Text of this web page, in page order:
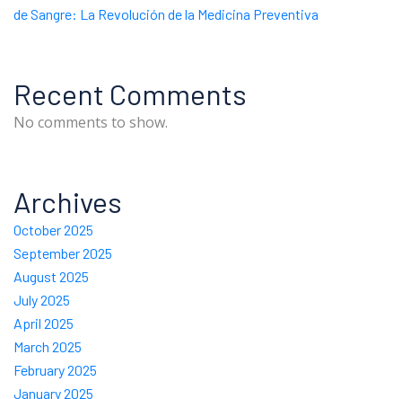
de Sangre: La Revolución de la Medicina Preventiva
Recent Comments
No comments to show.
Archives
October 2025
September 2025
August 2025
July 2025
April 2025
March 2025
February 2025
January 2025